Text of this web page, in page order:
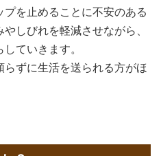
を止めることに不安のある
しびれを軽減させながら、
ていきます。
ずに生活を送られる方がほ